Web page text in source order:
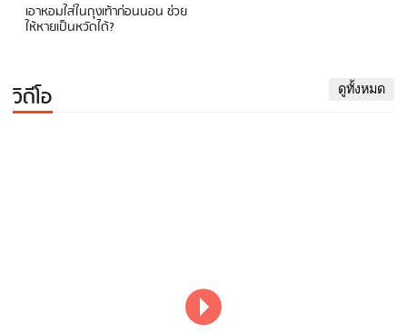
เอาหอมใส่ในถุงเท้าก่อนนอน ช่วย
ให้หายเป็นหวัดได้?
วิดีโอ ดูทั้งหมด